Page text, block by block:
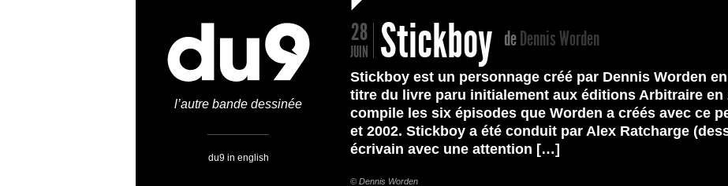
l’autre bande dessinée
du9 in english
28
JUIN Stickboy de Dennis Worden
Stickboy est un personnage créé par Dennis Worden en
titre du livre paru initialement aux éditions Arbitraire en
compile les six épisodes que Worden a créés avec ce
et 2002. Stickboy a été conduit par Alex Ratcharge
écrivain avec une attention […]
© Dennis Worden